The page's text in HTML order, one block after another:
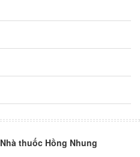
Nhà thuốc Hồng Nhung